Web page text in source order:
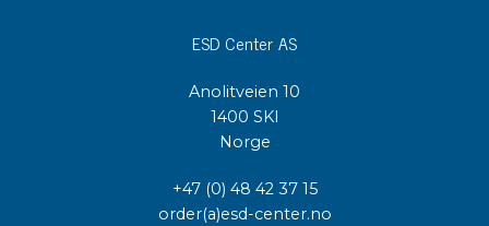
ESD Center AS
Anolitveien 10
1400 SKI
Norge
+47 (0) 48 42 37 15
order(a)esd-center.no